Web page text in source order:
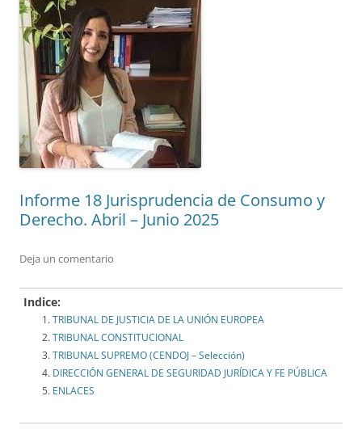
Informe 18 Jurisprudencia de Consumo y
Derecho. Abril – Junio 2025
Deja un comentario
Indice:
TRIBUNAL DE JUSTICIA DE LA UNIÓN EUROPEA
TRIBUNAL CONSTITUCIONAL
TRIBUNAL SUPREMO (CENDOJ – Selección)
DIRECCIÓN GENERAL DE SEGURIDAD JURÍDICA Y FE PÚBLICA
ENLACES